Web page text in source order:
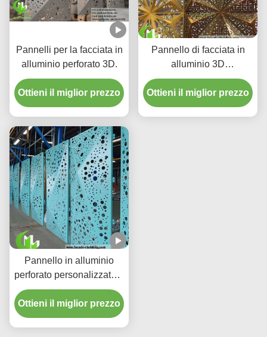
Pannelli per la facciata in
alluminio perforato 3D.
Ottieni il miglior prezzo
Pannello di facciata in
alluminio 3D
personalizzato con
opzioni di colore RAL
rivestite in polvere e
Ottieni il miglior prezzo
Pannello in alluminio
perforato personalizzato a
forma 3D per facciate di
hotel con finitura
verniciata a polvere
Ottieni il miglior prezzo